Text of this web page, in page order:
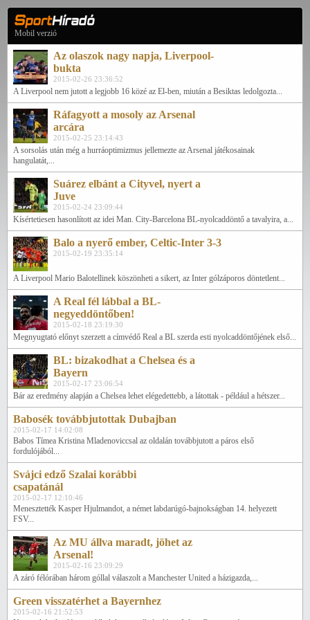
Mobil verzió
Az olaszok nagy napja, Liverpool-
bukta
2015-02-26 23:36:52
A Liverpool nem jutott a legjobb 16 közé az El-ben, miután a Besiktas ledolgozta...
Ráfagyott a mosoly az Arsenal
arcára
2015-02-25 23:14:43
A sorsolás után még a hurráoptimizmus jellemezte az Arsenal játékosainak
hangulatát,...
Suárez elbánt a Cityvel, nyert a
Juve
2015-02-24 23:09:44
Kísértetiesen hasonlított az idei Man. City-Barcelona BL-nyolcaddöntő a tavalyira, a...
Balo a nyerő ember, Celtic-Inter 3-3
2015-02-19 23:35:14
A Liverpool Mario Balotellinek köszönheti a sikert, az Inter gólzáporos döntetlent...
A Real fél lábbal a BL-
negyeddöntőben!
2015-02-18 23:19:30
Megnyugtató előnyt szerzett a címvédő Real a BL szerda esti nyolcaddöntőjének első...
BL: bizakodhat a Chelsea és a
Bayern
2015-02-17 23:06:54
Bár az eredmény alapján a Chelsea lehet elégedettebb, a látottak - például a hétszer...
Babosék továbbjutottak Dubajban
2015-02-17 14:02:08
Babos Tímea Kristina Mladenoviccsal az oldalán továbbjutott a páros első
fordulójából...
Svájci edző Szalai korábbi
csapatánál
2015-02-17 12:10:46
Menesztették Kasper Hjulmandot, a német labdarúgó-bajnokságban 14. helyezett
FSV...
Az MU állva maradt, jöhet az
Arsenal!
2015-02-16 23:09:29
A záró félórában három góllal válaszolt a Manchester United a házigazda,...
Green visszatérhet a Bayernhez
2015-02-16 21:52:53